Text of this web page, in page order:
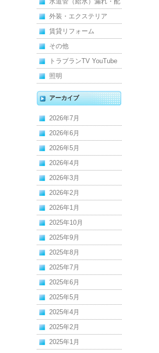
管
外装・エクステリア
賃貸リフォーム
その他
トラブランTV YouTube
照明
アーカイブ
2026年7月
2026年6月
2026年5月
2026年4月
2026年3月
2026年2月
2026年1月
2025年10月
2025年9月
2025年8月
2025年7月
2025年6月
2025年5月
2025年4月
2025年2月
2025年1月